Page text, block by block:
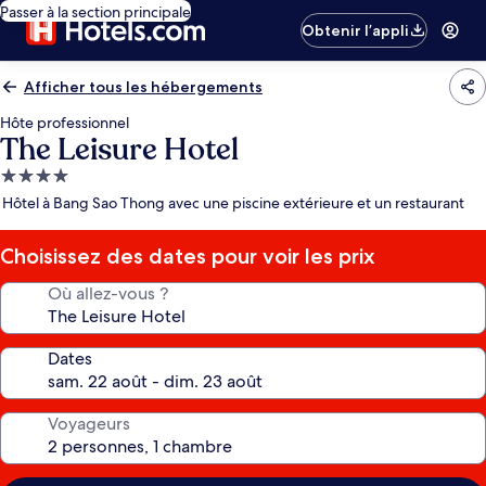
Passer à la section principale
Obtenir l’appli
Afficher tous les hébergements
Hôte professionnel
The Leisure Hotel
Hébergement
4.0 étoiles
Hôtel à Bang Sao Thong avec une piscine extérieure et un restaurant
Choisissez des dates pour voir les prix
Où allez-vous ?
Dates
Voyageurs